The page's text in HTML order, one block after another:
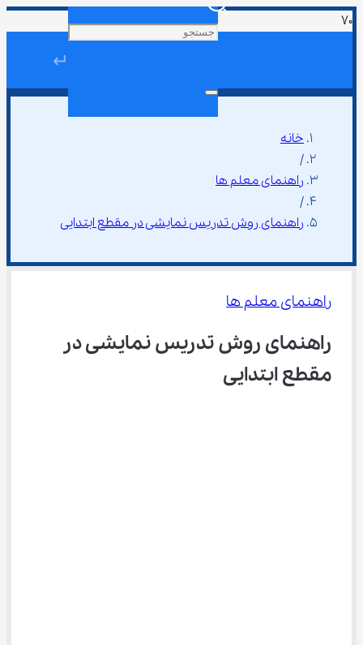
↵
خانه
/
راهنمای معلم ها
/
راهنمای روش تدریس نمایشی در مقطع ابتدایی
راهنمای معلم ها
راهنمای روش تدریس نمایشی در
مقطع ابتدایی